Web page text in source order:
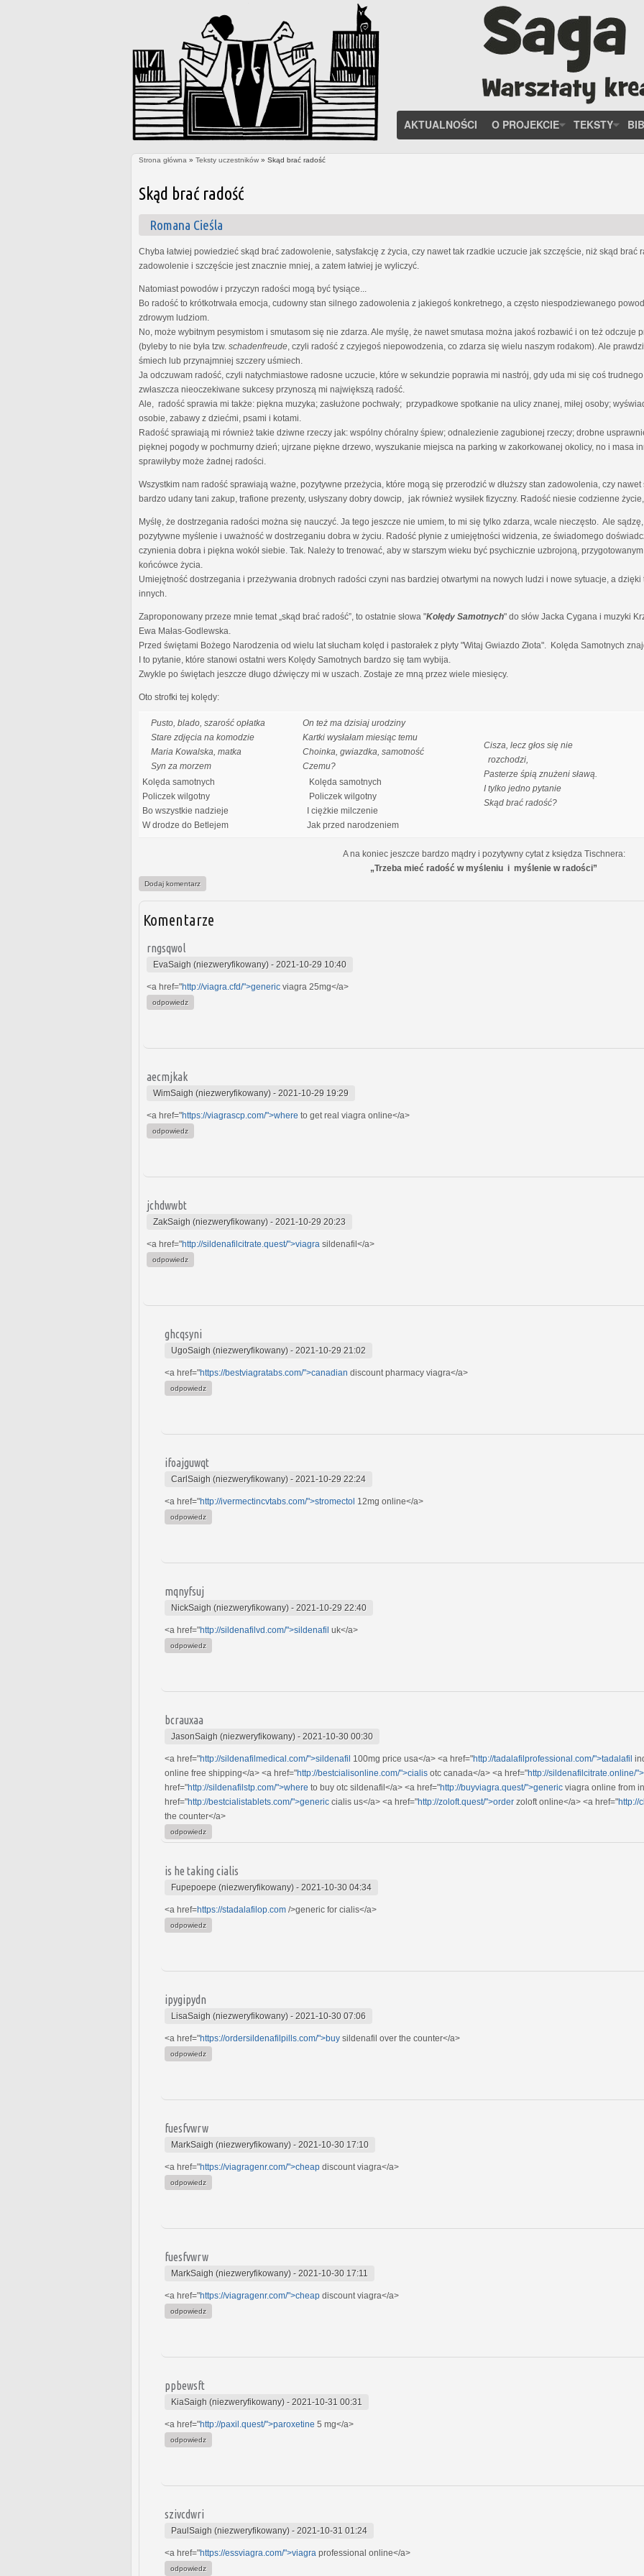
AKTUALNOŚCI O PROJEKCIE TEKSTY
Strona główna » Teksty uczestników » Skąd brać radość
Skąd brać radość
Romana Cieśla
Chyba łatwiej powiedzieć skąd brać zadowolenie, satysfakcję z życia, czy nawet tak rzadkie uczucie jak szczęście, niż skąd brać
zadowolenie i szczęście jest znacznie mniej, a zatem łatwiej je wyliczyć.
Natomiast powodów i przyczyn radości mogą być tysiące...
Bo radość to krótkotrwała emocja, cudowny stan silnego zadowolenia z jakiegoś konkretnego, a często niespodziewanego
zdrowym ludziom.
No, może wybitnym pesymistom i smutasom się nie zdarza. Ale myślę, że nawet smutasa można jakoś rozbawić i on też odczuje
(byleby to nie była tzw. schadenfreude , czyli radość z czyjegoś niepowodzenia, co zdarza się wielu naszym rodakom). Ale
śmiech lub przynajmniej szczery uśmiech.
Ja odczuwam radość, czyli natychmiastowe radosne uczucie, które w sekundzie poprawia mi nastrój, gdy uda mi się coś
zwłaszcza nieoczekiwane sukcesy przynoszą mi największą radość.
Ale, radość sprawia mi także: piękna muzyka; zasłużone pochwały; przypadkowe spotkanie na ulicy znanej, miłej osoby;
osobie, zabawy z dziećmi, psami i kotami.
Radość sprawiają mi również takie dziwne rzeczy jak: wspólny chóralny śpiew; odnalezienie zagubionej rzeczy; drobne
pięknej pogody w pochmurny dzień; ujrzane piękne drzewo, wyszukanie miejsca na parking w zakorkowanej okolicy, no i masa
sprawiłyby może żadnej radości.
Wszystkim nam radość sprawiają ważne, pozytywne przeżycia, które mogą się przerodzić w dłuższy stan zadowolenia, czy
bardzo udany tani zakup, trafione prezenty, usłyszany dobry dowcip, jak również wysiłek fizyczny. Radość niesie codzienne
Myślę, że dostrzegania radości można się nauczyć. Ja tego jeszcze nie umiem, to mi się tylko zdarza, wcale nieczęsto. Ale
pozytywne myślenie i uważność w dostrzeganiu dobra w życiu. Radość płynie z umiejętności widzenia, ze świadomego
czynienia dobra i piękna wokół siebie. Tak. Należy to trenować, aby w starszym wieku być psychicznie uzbrojoną,
końcówce życia.
Umiejętność dostrzegania i przeżywania drobnych radości czyni nas bardziej otwartymi na nowych ludzi i nowe sytuacje, a
innych.
Zaproponowany przeze mnie temat „skąd brać radość”, to ostatnie słowa "Kolędy Samotnych" do słów Jacka Cygana i muzyki
Ewa Małas-Godlewska.
Przed świętami Bożego Narodzenia od wielu lat słucham kolęd i pastorałek z płyty "Witaj Gwiazdo Złota". Kolęda Samotnych
I to pytanie, które stanowi ostatni wers Kolędy Samotnych bardzo się tam wybija.
Zwykle po świętach jeszcze długo dźwięczy mi w uszach. Zostaje ze mną przez wiele miesięcy.
Oto strofki tej kolędy:
Pusto, blado, szarość opłatka
Stare zdjęcia na komodzie
Maria Kowalska, matka
Syn za morzem
Kolęda samotnych
Policzek wilgotny
Bo wszystkie nadzieje
W drodze do Betlejem
On też ma dzisiaj urodziny
Kartki wysłałam miesiąc temu
Choinka, gwiazdka, samotność
Czemu?
Kolęda samotnych
Policzek wilgotny
I ciężkie milczenie
Jak przed narodzeniem
Cisza, lecz głos się nie
rozchodzi,
Pasterze śpią znużeni sławą.
I tylko jedno pytanie
Skąd brać radość?
A na koniec jeszcze bardzo mądry i pozytywny cytat z księdza Tischnera:
„Trzeba mieć radość w myśleniu i myślenie w radości”
Dodaj komentarz
Komentarze
rngsqwol
EvaSaigh (niezweryfikowany) - 2021-10-29 10:40
<a href="http://viagra.cfd/">generic viagra 25mg</a>
odpowiedz
aecmjkak
WimSaigh (niezweryfikowany) - 2021-10-29 19:29
<a href="https://viagrascp.com/">where to get real viagra online</a>
odpowiedz
jchdwwbt
ZakSaigh (niezweryfikowany) - 2021-10-29 20:23
<a href="http://sildenafilcitrate.quest/">viagra sildenafil</a>
odpowiedz
ghcqsyni
UgoSaigh (niezweryfikowany) - 2021-10-29 21:02
<a href="https://bestviagratabs.com/">canadian discount pharmacy viagra</a>
odpowiedz
ifoajguwqt
CarlSaigh (niezweryfikowany) - 2021-10-29 22:24
<a href="http://ivermectincvtabs.com/">stromectol 12mg online</a>
odpowiedz
mqnyfsuj
NickSaigh (niezweryfikowany) - 2021-10-29 22:40
<a href="http://sildenafilvd.com/">sildenafil uk</a>
odpowiedz
bcrauxaa
JasonSaigh (niezweryfikowany) - 2021-10-30 00:30
<a href="http://sildenafilmedical.com/">sildenafil 100mg price usa</a> <a href="http://tadalafilprofessional.com/">tadalafil
online free shipping</a> <a href="http://bestcialisonline.com/">cialis otc canada</a> <a href="http://sildenafilcitrate.online/
href="http://sildenafilstp.com/">where to buy otc sildenafil</a> <a href="http://buyviagra.quest/">generic viagra online from
href="http://bestcialistablets.com/">generic cialis us</a> <a href="http://zoloft.quest/">order zoloft online</a> <a href="http://
the counter</a>
odpowiedz
is he taking cialis
Fupepoepe (niezweryfikowany) - 2021-10-30 04:34
<a href=https://stadalafilop.com />generic for cialis</a>
odpowiedz
ipygipydn
LisaSaigh (niezweryfikowany) - 2021-10-30 07:06
<a href="https://ordersildenafilpills.com/">buy sildenafil over the counter</a>
odpowiedz
fuesfvwrw
MarkSaigh (niezweryfikowany) - 2021-10-30 17:10
<a href="https://viagragenr.com/">cheap discount viagra</a>
odpowiedz
fuesfvwrw
MarkSaigh (niezweryfikowany) - 2021-10-30 17:11
<a href="https://viagragenr.com/">cheap discount viagra</a>
odpowiedz
ppbewsft
KiaSaigh (niezweryfikowany) - 2021-10-31 00:31
<a href="http://paxil.quest/">paroxetine 5 mg</a>
odpowiedz
szivcdwri
PaulSaigh (niezweryfikowany) - 2021-10-31 01:24
<a href="https://essviagra.com/">viagra professional online</a>
odpowiedz